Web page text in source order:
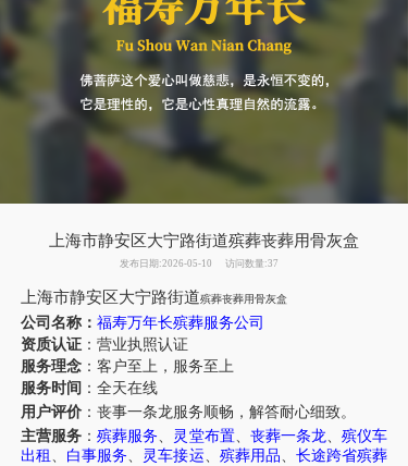
上海市静安区大宁路街道殡葬丧葬用骨灰盒
发布日期:2026-05-10 访问数量:37
上海市静安区大宁路街道殡葬丧葬用骨灰盒
公司名称： 福寿万年长殡葬服务公司
资质认证：营业执照认证
服务理念：客户至上，服务至上
服务时间 ：全天在线
用户评价：丧事一条龙服务顺畅，解答耐心细致。
主营服务 ：殡葬服务、 灵堂布置、 丧葬一条龙、殡仪车
出租 、 白事服务、 灵车接运、 殡葬用品、 长途跨省殡葬